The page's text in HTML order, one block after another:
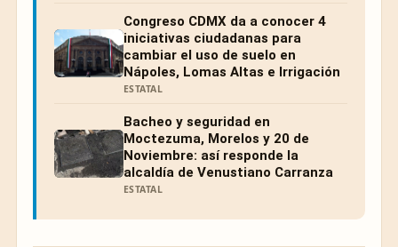
Congreso CDMX da a conocer 4
iniciativas ciudadanas para
cambiar el uso de suelo en
Nápoles, Lomas Altas e Irrigación
ESTATAL
Bacheo y seguridad en
Moctezuma, Morelos y 20 de
Noviembre: así responde la
alcaldía de Venustiano Carranza
ESTATAL